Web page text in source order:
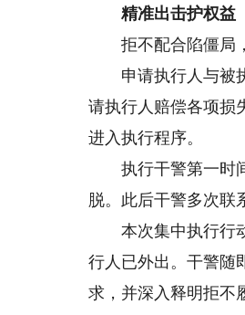
精准出击护权益
拒不配合陷僵局
申请执行人与被执
请执行人赔偿各项损
进入执行程序。
执行干警第一时间
脱。此后干警多次联
本次集中执行行动
行人已外出。干警随
求，并深入释明拒不